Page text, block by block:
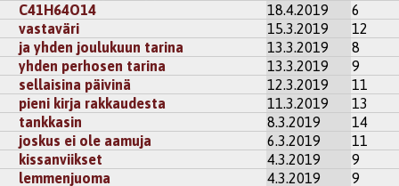
kommentoidaksesi
kannalla :D, mutta hieno runosi <3
kommentoidaksesi
uskoa. Lienee tuokin jo kertaalleen pantua .. miksei toisenkin
C41H64O14 18.4.2019 6
vastaväri 15.3.2019 12
ja yhden joulukuun tarina 13.3.2019 8
yhden perhosen tarina 13.3.2019 9
sellaisina päivinä 12.3.2019 11
pieni kirja rakkaudesta 11.3.2019 13
tankkasin 8.3.2019 14
joskus ei ole aamuja 6.3.2019 11
kissanviikset 4.3.2019 9
lemmenjuoma 4.3.2019 9